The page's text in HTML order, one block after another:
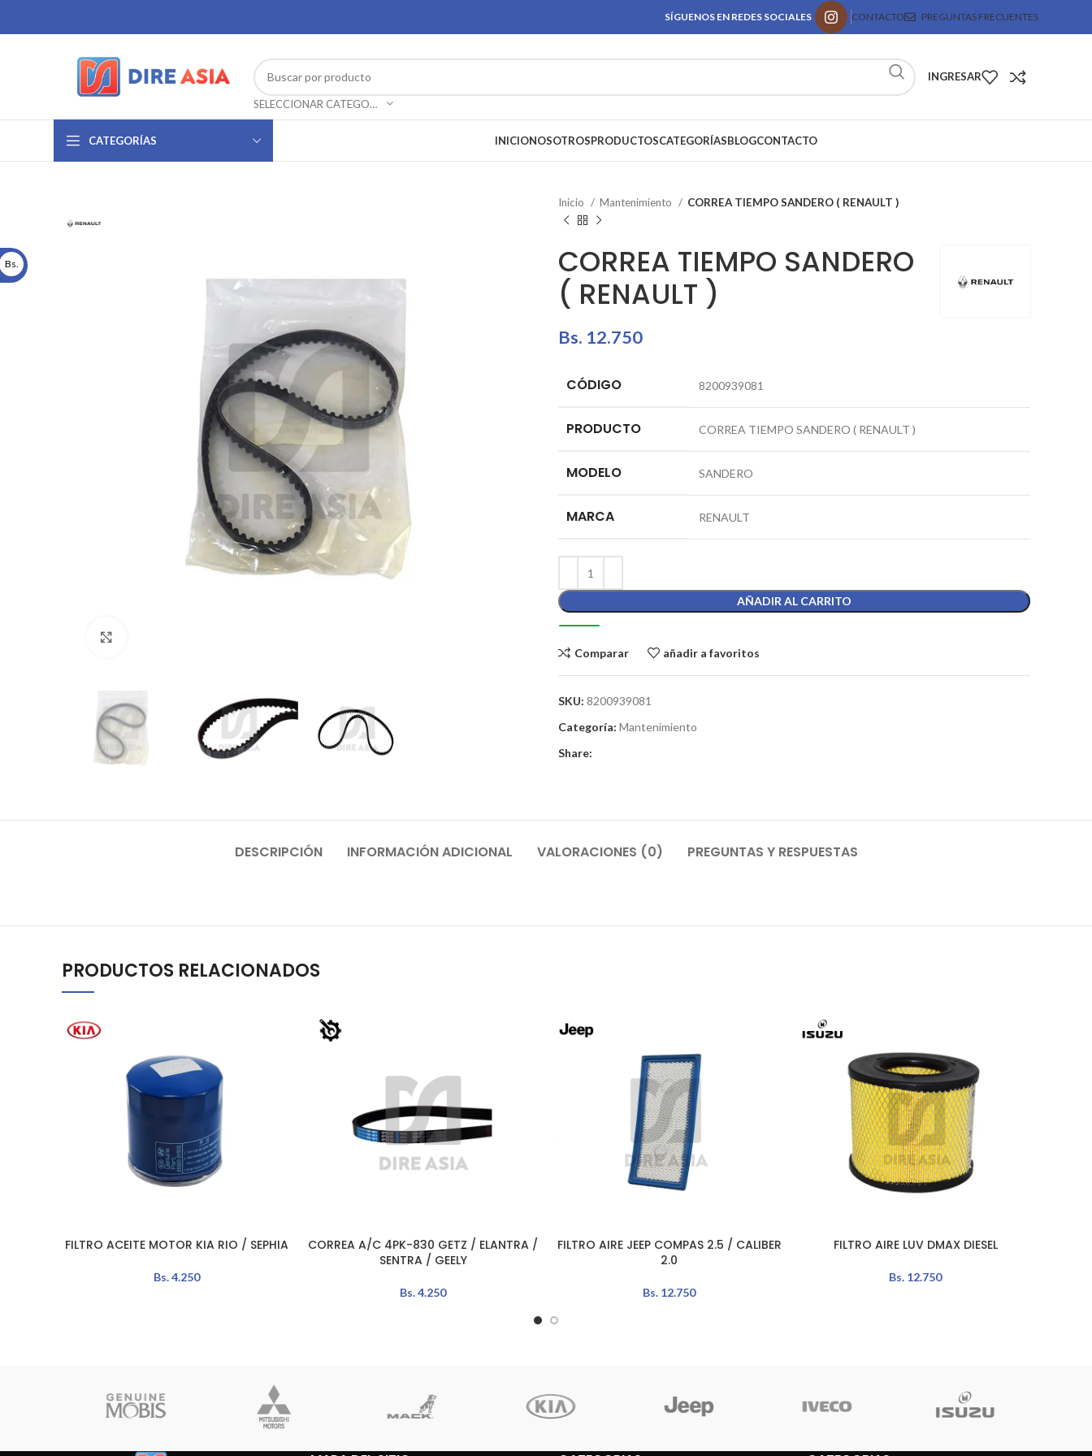
SÍGUENOS EN REDES SOCIALES CONTACTO PREGUNTAS FRECUENTES
SELECCIONAR CATEGORÍA
INGRESAR
CATEGORÍAS INICIONOSOTROSPRODUCTOSCATEGORÍASBLOGCONTACTO
Inicio Mantenimiento CORREA TIEMPO SANDERO ( RENAULT )
CORREA TIEMPO SANDERO
( RENAULT )
Bs. 12.750
CÓDIGO 8200939081
PRODUCTO CORREA TIEMPO SANDERO ( RENAULT )
MODELO SANDERO
MARCA RENAULT
AÑADIR AL CARRITO
Comparar añadir a favoritos
SKU: 8200939081
Categoría: Mantenimiento
Share:
DESCRIPCIÓN INFORMACIÓN ADICIONAL VALORACIONES (0) PREGUNTAS Y RESPUESTAS
PRODUCTOS RELACIONADOS
AÑADIR AL CARRITO
FILTRO ACEITE MOTOR KIA RIO / SEPHIA
Bs.4.250
AÑADIR AL CARRITO
CORREA A/C 4PK-830 GETZ / ELANTRA /
SENTRA / GEELY
Bs.4.250
AÑADIR AL CARRITO
FILTRO AIRE JEEP COMPAS 2.5 / CALIBER
2.0
Bs. 12.750
AÑADIR AL CARRITO
FILTRO AIRE LUV DMAX DIESEL
Bs. 12.750
Bs.